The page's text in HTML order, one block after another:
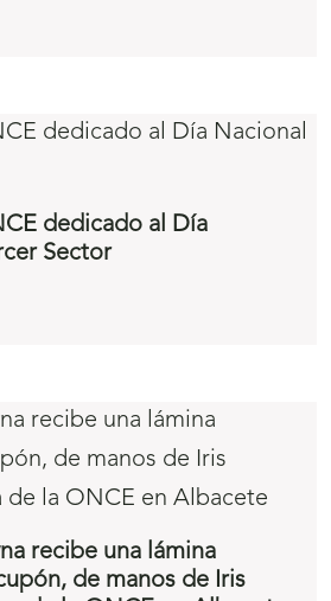
dedicado al Día
Sector
recibe una lámina
de manos de Iris